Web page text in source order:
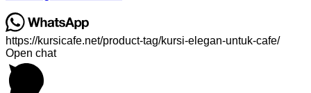
https://kursicafe.net/product-tag/kursi-elegan-untuk-cafe/
Open chat